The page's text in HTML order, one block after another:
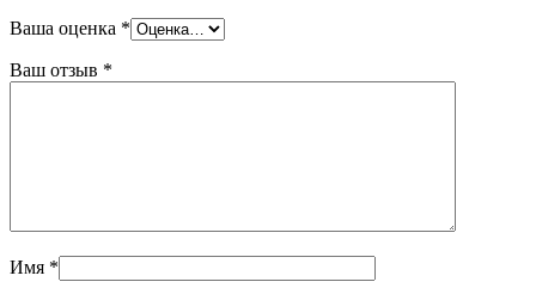
Ваша оценка *
Ваш отзыв *
Имя *